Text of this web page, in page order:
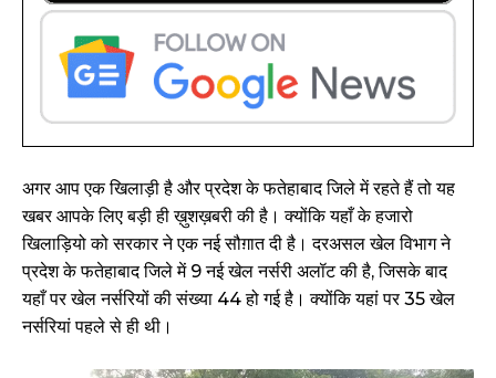
अगर आप एक खिलाड़ी है और प्रदेश के फतेहाबाद जिले में रहते हैं तो यह
खबर आपके लिए बड़ी ही ख़ुशख़बरी की है। क्योंकि यहाँ के हजारो
खिलाड़ियो को सरकार ने एक नई सौग़ात दी है। दरअसल खेल विभाग ने
प्रदेश के फतेहाबाद जिले में 9 नई खेल नर्सरी अलॉट की है, जिसके बाद
यहाँ पर खेल नर्सरियों की संख्या 44 हो गई है। क्योंकि यहां पर 35 खेल
नर्सरियां पहले से ही थी।